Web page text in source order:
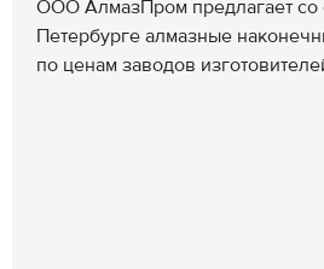
ООО АлмазПром предлагает со
Петербурге алмазные
по ценам заводов